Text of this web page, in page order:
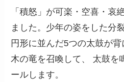
「積怒」が可楽・空喜・哀
ました。少年の姿をした分
円形に並んだ5つの太鼓が
木の竜を召喚して、 太鼓を
ールします。